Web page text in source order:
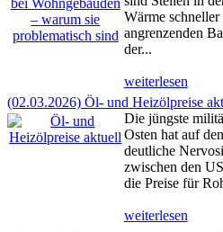
Wärme schneller
angrenzenden
der...
weiterlesen
(02.03.2026) Öl- und Heizölpreise
Die jüngste
Osten hat auf
deutliche
zwischen den
die Preise für
weiterlesen